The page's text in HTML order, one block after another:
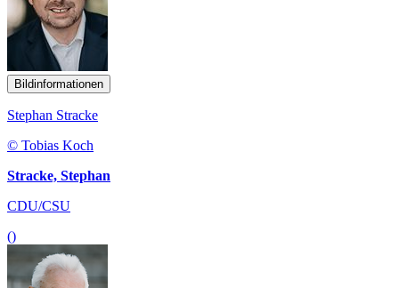
Bildinformationen
Stephan Stracke
© Tobias Koch
Stracke, Stephan
CDU/CSU
()